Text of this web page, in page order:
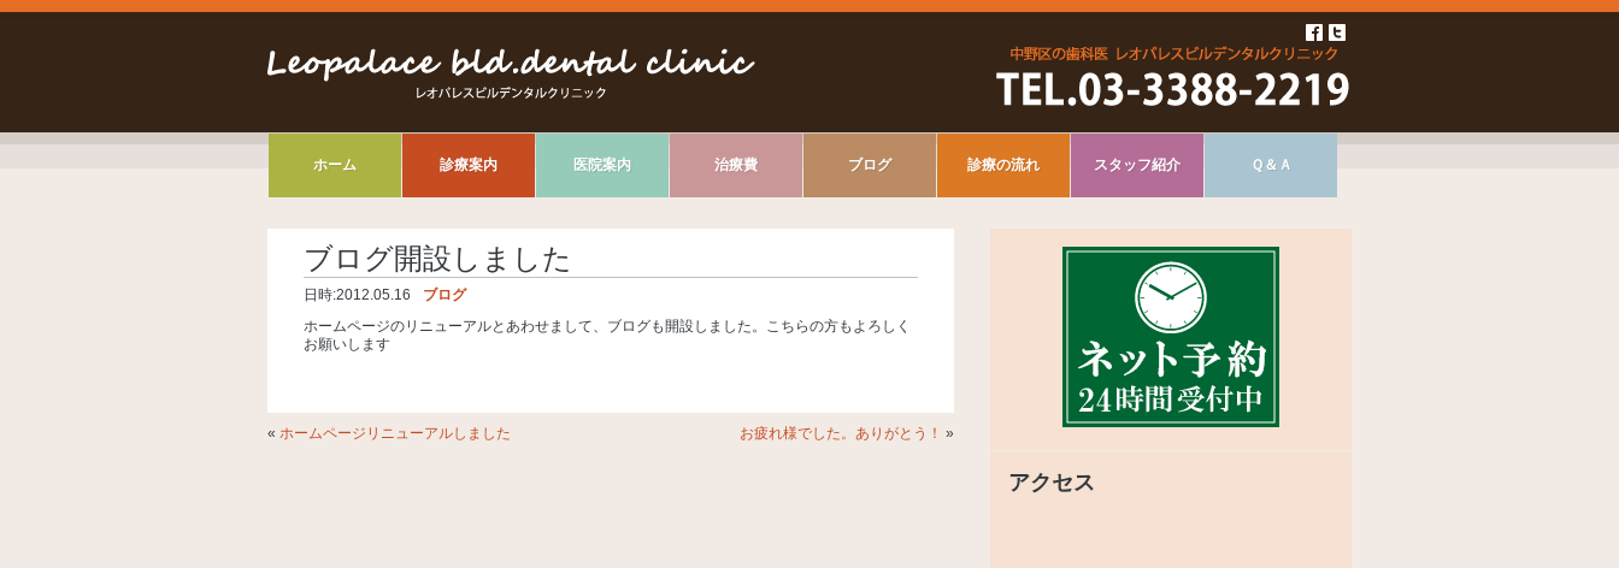
ホーム 診療案内 医院案内 治療費 ブログ 診療の流れ スタッフ紹介 Ｑ＆Ａ
ブログ開設しました
日時:2012.05.16
ブログ
ホームページのリニューアルとあわせまして、ブログも開設しました。こちらの方もよろしく
お願いします
« ホームページリニューアルしました お疲れ様でした。ありがとう！ »
アクセス